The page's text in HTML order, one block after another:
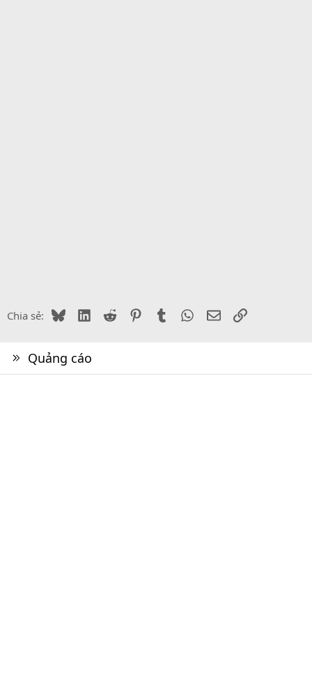
Chia sẻ: BlueskyLinkedIn
Reddit PinterestTumblr WhatsApp
EmailLink
Quảng cáo